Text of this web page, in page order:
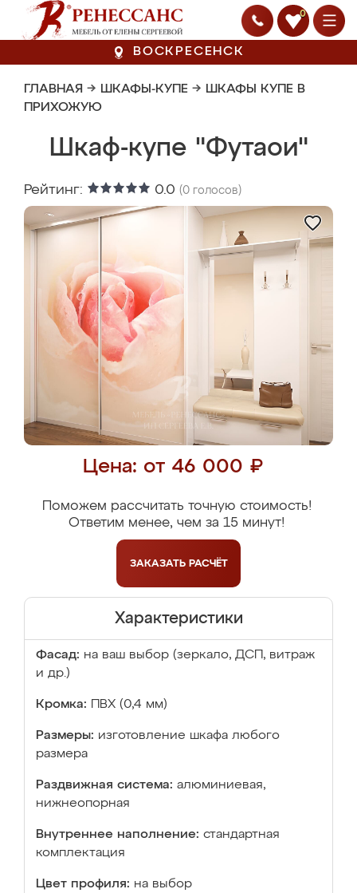
0
ВОСКРЕСЕНСК
ГЛАВНАЯ → ШКАФЫ-КУПЕ → ШКАФЫ КУПЕ В
ПРИХОЖУЮ
Шкаф-купе "Футаои"
Рейтинг: 0.0 (0 голосов)
Цена: от 46 000 ₽
Поможем рассчитать точную стоимость!
Ответим менее, чем за 15 минут!
ЗАКАЗАТЬ РАСЧЁТ
Характеристики
Фасад: на ваш выбор (зеркало, ДСП, витраж
и др.)
Кромка: ПВХ (0,4 мм)
Размеры: изготовление шкафа любого
размера
Раздвижная система: алюминиевая,
нижнеопорная
Внутреннее наполнение: стандартная
комплектация
Цвет профиля: на выбор